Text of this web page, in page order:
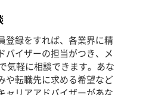
登録をすれば、各業界に精
バイザーの担当がつき、メ
気軽に相談できます。あな
や転職先に求める希望など